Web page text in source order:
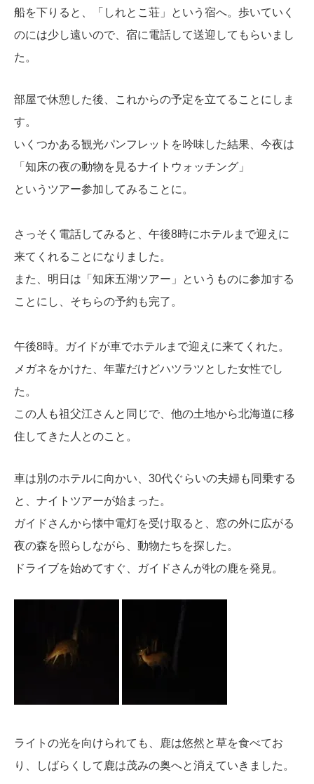
船を下りると、「しれとこ荘」という宿へ。歩いていく
のには少し遠いので、宿に電話して送迎してもらいまし
た。
部屋で休憩した後、これからの予定を立てることにしま
す。
いくつかある観光パンフレットを吟味した結果、今夜は
「知床の夜の動物を見るナイトウォッチング」
というツアー参加してみることに。
さっそく電話してみると、午後8時にホテルまで迎えに
来てくれることになりました。
また、明日は「知床五湖ツアー」というものに参加する
ことにし、そちらの予約も完了。
午後8時。ガイドが車でホテルまで迎えに来てくれた。
メガネをかけた、年輩だけどハツラツとした女性でし
た。
この人も祖父江さんと同じで、他の土地から北海道に移
住してきた人とのこと。
車は別のホテルに向かい、30代ぐらいの夫婦も同乗する
と、ナイトツアーが始まった。
ガイドさんから懐中電灯を受け取ると、窓の外に広がる
夜の森を照らしながら、動物たちを探した。
ドライブを始めてすぐ、ガイドさんが牝の鹿を発見。
ライトの光を向けられても、鹿は悠然と草を食べてお
り、しばらくして鹿は茂みの奥へと消えていきました。